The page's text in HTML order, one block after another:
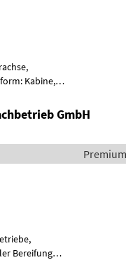
Kabine,
GmbH
Bereifung